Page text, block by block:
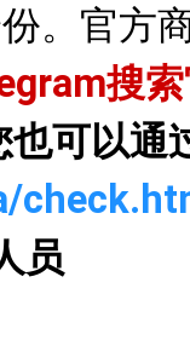
。官方
搜
也可以通
员